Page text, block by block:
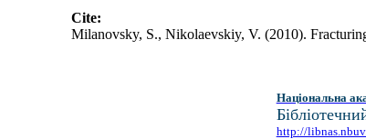
Cite:
Milanovsky, S., Nikolaevskiy, V. (2010).
Національна
http://